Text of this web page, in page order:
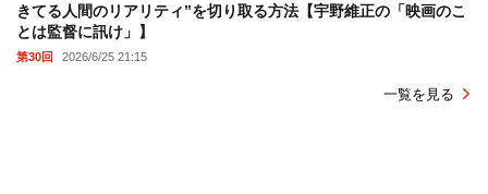
きてる人間のリアリティ”を切り取る方法【宇野維正の「映画のこ
とは監督に訊け」】
第30回 2026/6/25 21:15
一覧を見る